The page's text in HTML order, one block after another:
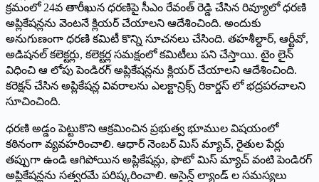
క్రమంలో 24వ తారీఖున ధరణిపై సీఎం రేవంత్‌ రెడ్డి చేసిన రివ్యూలో ధరణి
అప్లికేషన్లను వెంటనే క్లియర్‌ చేయాలని ఆదేశించింది. అందుకు
అనుగుణంగా ధరణి కమిటీ కొన్ని సూచనలు చేసింది. తహశీల్దార్‌, ఆర్టీవో,
అడిషనల్‌ కలెక్టర్లు, కలెక్టర్ల సమక్షంలో కమిటీలు పని చేస్తాయి. టైం లైన్‌
విధించి ఆ లోపు పెండిరగ్‌ అప్లికేషన్లను క్లియర్‌ చేయాలని ఆదేశించింది.
కరెక్షన్‌ చేసిన అప్లికేషన్ల వివరాలను ఎలక్టాన్రిక్స్‌ రికార్డస్‌ లో భద్రపరచాలని
సూచించింది.
ధరణి అడ్డం పెట్టుకొని ఆక్రమించిన ప్రభుత్వ భూముల విషయంలో
కఠినంగా వ్యవహరించాలి. ఆధార్‌ నెంబర్‌ మిస్‌ మ్యాచ్‌, రైతుల పేర్లు
తప్పుగా ఉండి ఆగిపోయిన అప్లికేషన్లు, ఫొటో మిస్‌ మ్యాచ్‌ వంటి పెండిరగ్‌
అప్లికేషన్లను సత్వరమే పరిష్కరించాలి. అసైన్డ్‌ ల్యాండ్‌ ల సమస్యలు